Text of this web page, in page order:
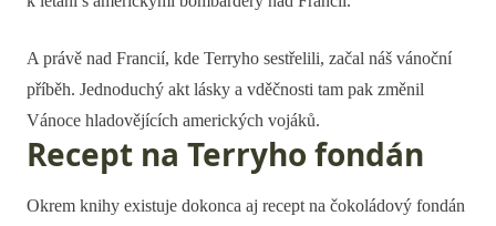
A právě nad Francií, kde Terryho sestřelili, začal náš vánoční
příběh. Jednoduchý akt lásky a vděčnosti tam pak změnil
Vánoce hladovějících amerických vojáků.
Recept na Terryho fondán
Okrem knihy existuje dokonca aj recept na čokoládový fondán